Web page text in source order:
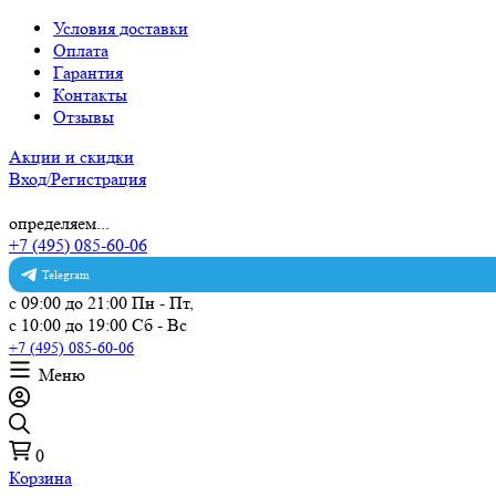
Условия доставки
Оплата
Гарантия
Контакты
Отзывы
Акции и скидки
Вход/Регистрация
определяем...
+7 (495) 085-60-06
Telegram
с 09:00 до 21:00 Пн - Пт,
с 10:00 до 19:00 Сб - Вс
+7 (495) 085-60-06
Меню
0
Корзина